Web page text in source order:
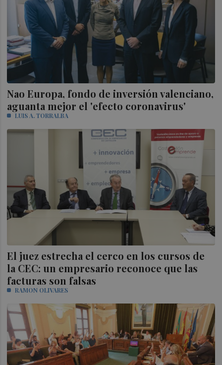
Nao Europa, fondo de inversión valenciano,
aguanta mejor el 'efecto coronavirus'
LUIS A. TORRALBA
El juez estrecha el cerco en los cursos de
la CEC: un empresario reconoce que las
facturas son falsas
RAMON OLIVARES